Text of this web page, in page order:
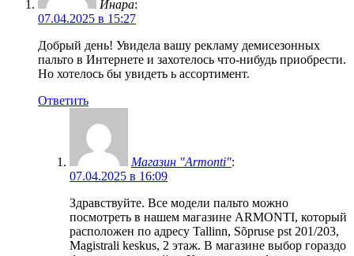
Инара:
07.04.2025 в 15:27
Добрый день! Увидела вашу рекламу демисезонных
пальто в Интернете и захотелось что-нибудь приобрести.
Но хотелось бы увидеть ь ассортимент.
Ответить
Магазин "Armonti":
07.04.2025 в 16:09
Здравствуйте. Все модели пальто можно
посмотреть в нашем магазине ARMONTI, который
расположен по адресу Tallinn, Sõpruse pst 201/203,
Magistrali keskus, 2 этаж. В магазине выбор гораздо